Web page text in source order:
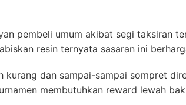
pembeli umum akibat segi taksiran
resin ternyata sasaran ini
kurang dan sampai-sampai sompret
membutuhkan reward lewah bak